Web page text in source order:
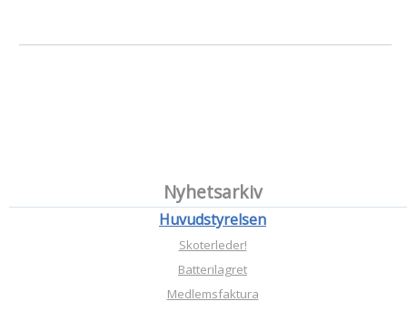
Nyhetsarkiv
Huvudstyrelsen
Skoterleder!
Batterilagret
Medlemsfaktura